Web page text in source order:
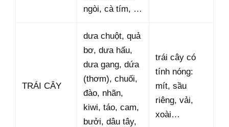
ngòi, cà tím, …
TRÁI CÂY
dưa chuột, quả
bơ, dưa hấu,
dưa gang, dứa
(thơm), chuối,
đào, nhãn,
kiwi, táo, cam,
bưởi, dâu tây,
trái cây có
tính nóng:
mít, sầu
riêng, vải,
xoài…